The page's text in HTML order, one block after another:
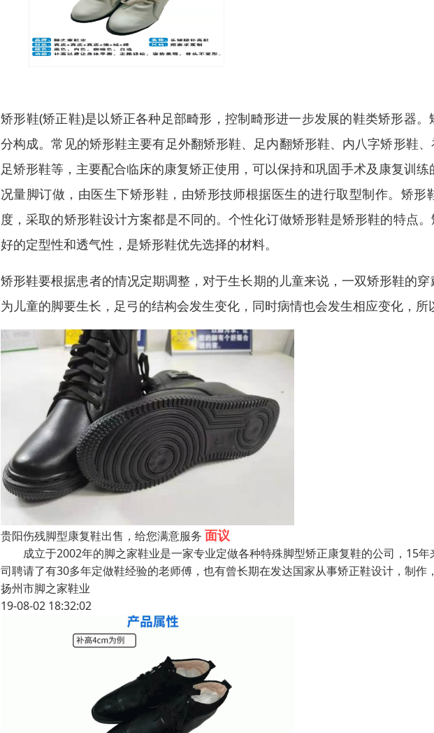
矫形鞋(矫正鞋)是以矫正各种足部畸形，控制畸形进一步发展的鞋类矫形器
分构成。常见的矫形鞋主要有足外翻矫形鞋、足内翻矫形鞋、内八字矫形鞋
足矫形鞋等，主要配合临床的康复矫正使用，可以保持和巩固手术及康复训
况量脚订做，由医生下矫形鞋，由矫形技师根据医生的进行取型制作。矫
度，采取的矫形鞋设计方案都是不同的。个性化订做矫形鞋是矫形鞋的特点
好的定型性和透气性，是矫形鞋优先选择的材料。
矫形鞋要根据患者的情况定期调整，对于生长期的儿童来说，一双矫形鞋的
为儿童的脚要生长，足弓的结构会发生变化，同时病情也会发生相应变化，所
贵阳伤残脚型康复鞋出售，给您满意服务 面议
成立于2002年的脚之家鞋业是一家专业定做各种特殊脚型矫正康复鞋的公司，15年
司聘请了有30多年定做鞋经验的老师傅，也有曾长期在发达国家从事矫正鞋设计，制作
扬州市脚之家鞋业
19-08-02 18:32:02